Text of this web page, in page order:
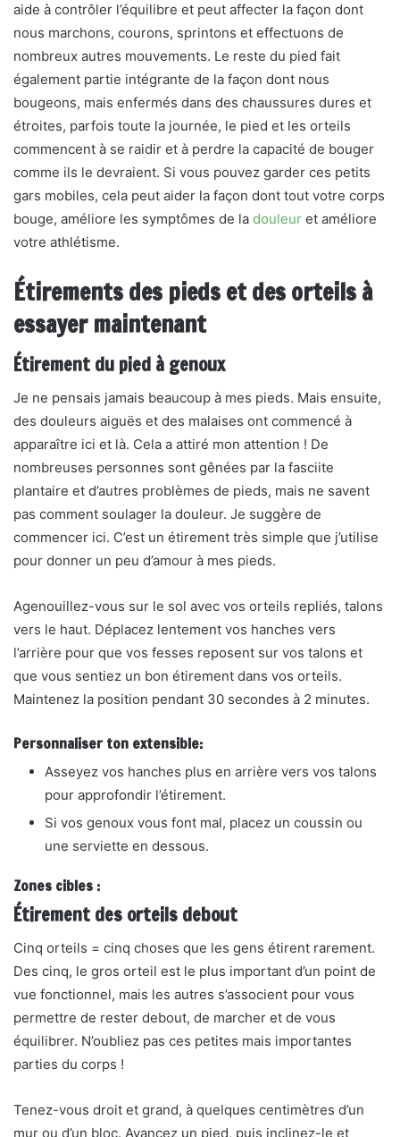
aide à contrôler l’équilibre et peut affecter la façon dont
nous marchons, courons, sprintons et effectuons de
nombreux autres mouvements. Le reste du pied fait
également partie intégrante de la façon dont nous
bougeons, mais enfermés dans des chaussures dures et
étroites, parfois toute la journée, le pied et les orteils
commencent à se raidir et à perdre la capacité de bouger
comme ils le devraient. Si vous pouvez garder ces petits
gars mobiles, cela peut aider la façon dont tout votre corps
bouge, améliore les symptômes de la douleur et améliore
votre athlétisme.
Étirements des pieds et des orteils à
essayer maintenant
Étirement du pied à genoux
Je ne pensais jamais beaucoup à mes pieds. Mais ensuite,
des douleurs aiguës et des malaises ont commencé à
apparaître ici et là. Cela a attiré mon attention ! De
nombreuses personnes sont gênées par la fasciite
plantaire et d’autres problèmes de pieds, mais ne savent
pas comment soulager la douleur. Je suggère de
commencer ici. C’est un étirement très simple que j’utilise
pour donner un peu d’amour à mes pieds.
Agenouillez-vous sur le sol avec vos orteils repliés, talons
vers le haut. Déplacez lentement vos hanches vers
l’arrière pour que vos fesses reposent sur vos talons et
que vous sentiez un bon étirement dans vos orteils.
Maintenez la position pendant 30 secondes à 2 minutes.
Personnaliserton extensible:
Asseyez vos hanches plus en arrière vers vos talons
pour approfondir l’étirement.
Si vos genoux vous font mal, placez un coussin ou
une serviette en dessous.
Zones cibles :
Étirement des orteils debout
Cinq orteils = cinq choses que les gens étirent rarement.
Des cinq, le gros orteil est le plus important d’un point de
vue fonctionnel, mais les autres s’associent pour vous
permettre de rester debout, de marcher et de vous
équilibrer. N’oubliez pas ces petites mais importantes
parties du corps !
Tenez-vous droit et grand, à quelques centimètres d’un
mur ou d’un bloc. Avancez un pied, puis inclinez-le et